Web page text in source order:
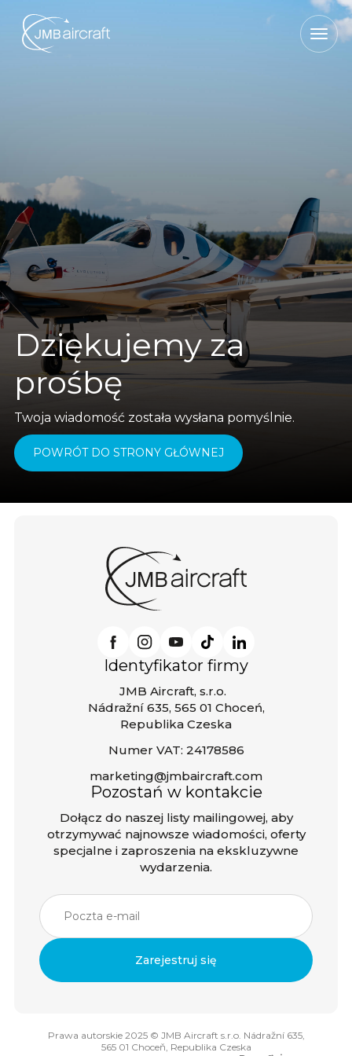
Dziękujemy za
prośbę
Twoja wiadomość została wysłana pomyślnie.
POWRÓT DO STRONY GŁÓWNEJ
Identyfikator firmy
JMB Aircraft, s.r.o.
Nádražní 635, 565 01 Choceń,
Republika Czeska
Numer VAT: 24178586
marketing@jmbaircraft.com
Pozostań w kontakcie
Dołącz do naszej listy mailingowej, aby
otrzymywać najnowsze wiadomości, oferty
specjalne i zaproszenia na ekskluzywne
wydarzenia.
Prawa autorskie 2025 © JMB Aircraft s.r.o. Nádražní 635,
565 01 Choceň, Republika Czeska